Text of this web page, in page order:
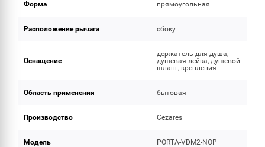
Форма прямоугольная
Расположение рычага сбоку
Оснащение
держатель для душа,
душевая лейка, душевой
шланг, крепления
Область применения бытовая
Производство Cezares
Модель PORTA-VDM2-NOP